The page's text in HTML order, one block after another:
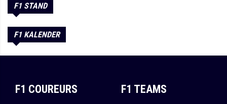
F1 STAND
F1 KALENDER
F1 COUREURS F1 TEAMS